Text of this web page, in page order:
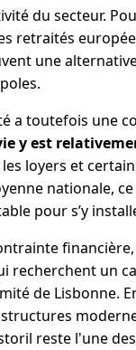
du secteur.
retraités
une
a toutefois une
y est
les loyers et
nationale,
pour s’y
recherchent un
de Lisbonne.
reste l'une